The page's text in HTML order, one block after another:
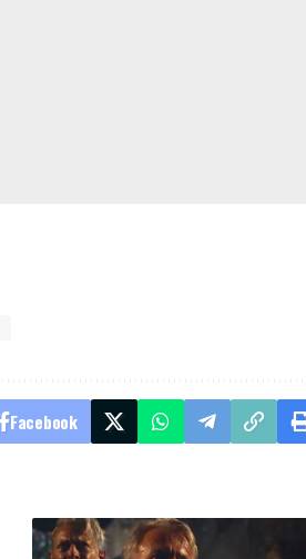
Facebook